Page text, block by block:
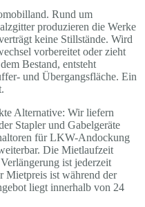
Rund um
produzieren die Werke
keine Stillstände. Wird
vorbereitet oder zieht
Bestand, entsteht
und Übergangsfläche. Ein
Alternative: Wir liefern
Stapler und Gabelgeräte
für LKW-Andockung
Die Mietlaufzeit
ist jederzeit
Mietpreis ist während der
liegt innerhalb von 24